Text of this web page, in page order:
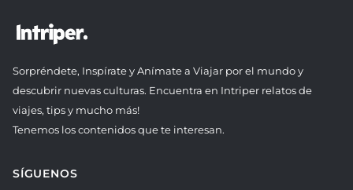
Sorpréndete, Inspírate y Anímate a Viajar por el mundo y
descubrir nuevas culturas. Encuentra en Intriper relatos de
viajes, tips y mucho más!
Tenemos los contenidos que te interesan.
SÍGUENOS